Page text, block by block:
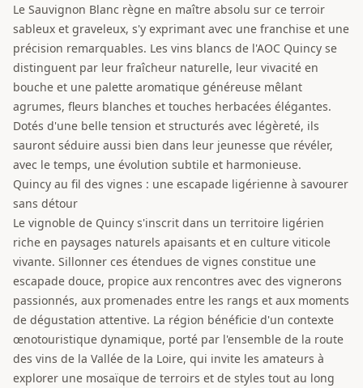
Le Sauvignon Blanc règne en maître absolu sur ce terroir
sableux et graveleux, s'y exprimant avec une franchise et une
précision remarquables. Les vins blancs de l'AOC Quincy se
distinguent par leur fraîcheur naturelle, leur vivacité en
bouche et une palette aromatique généreuse mêlant
agrumes, fleurs blanches et touches herbacées élégantes.
Dotés d'une belle tension et structurés avec légèreté, ils
sauront séduire aussi bien dans leur jeunesse que révéler,
avec le temps, une évolution subtile et harmonieuse.
Quincy au fil des vignes : une escapade ligérienne à savourer
sans détour
Le vignoble de Quincy s'inscrit dans un territoire ligérien
riche en paysages naturels apaisants et en culture viticole
vivante. Sillonner ces étendues de vignes constitue une
escapade douce, propice aux rencontres avec des vignerons
passionnés, aux promenades entre les rangs et aux moments
de dégustation attentive. La région bénéficie d'un contexte
œnotouristique dynamique, porté par l'ensemble de la route
des vins de la Vallée de la Loire, qui invite les amateurs à
explorer une mosaïque de terroirs et de styles tout au long